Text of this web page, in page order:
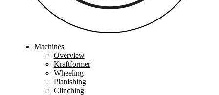
Machines
Overview
Kraftformer
Wheeling
Planishing
Clinching